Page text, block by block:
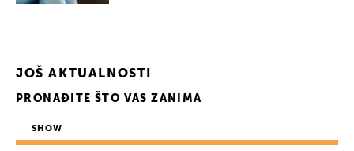
JOŠ AKTUALNOSTI
PRONAĐITE ŠTO VAS ZANIMA
SHOW